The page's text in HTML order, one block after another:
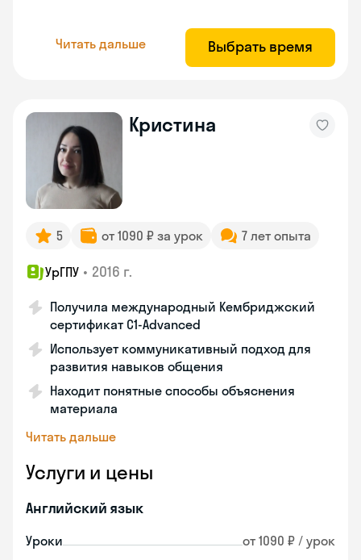
Читать дальше Выбрать время
Кристина
5 от 1090 ₽ за урок 7 лет опыта
УрГПУ • 2016 г.
Получила международный Кембриджский
сертификат С1-Advanced
Использует коммуникативный подход для
развития навыков общения
Находит понятные способы объяснения
материала
Читать дальше
Услуги и цены
Английский язык
Уроки от 1090 ₽ / урок